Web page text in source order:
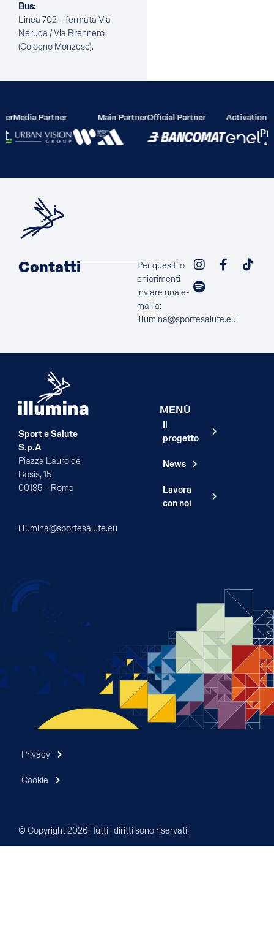
Bus:
Linea 702 – fermata Via
Neruda / Via Brennero
(Cologno Monzese).
Media Partner Main PartnerOfficial Partner Activation
Contatti
Per quesiti o
chiarimenti
inviare una e-
mail a:
illumina@sportesalute.eu
Sport e Salute
S.p.A
Piazza Lauro de
Bosis, 15
00135 – Roma
illumina@sportesalute.eu
MENÙ
progetto
News
Lavora
con noi
© Copyright 2026. Tutti i diritti sono riservati.
Privacy
Cookie